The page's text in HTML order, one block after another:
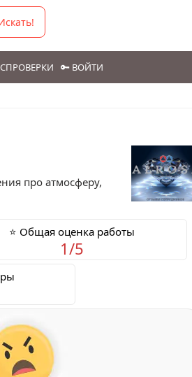
🔑 ВОЙТИ
про атмосферу,
⭐ Общая оценка работы
1/5